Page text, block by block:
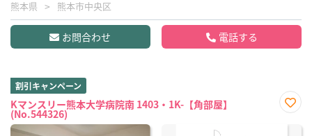
熊本県 熊本市中央区
お問合わせ 電話する
割引キャンペーン
Kマンスリー熊本大学病院南 1403・1K-【角部屋】
(No.544326)
に入